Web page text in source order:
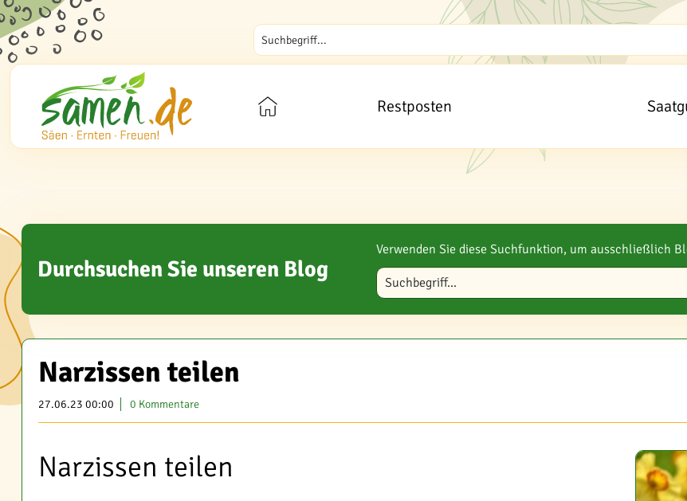
Restposten
Durchsuchen Sie unseren Blog
Verwenden Sie diese Suchfunktion, um ausschließlich
Blog durchsuchen
Narzissen teilen
27.06.23 00:00 0 Kommentare
Narzissen teilen